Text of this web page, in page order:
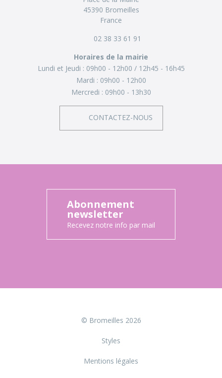
45390 Bromeilles
France
02 38 33 61 91
Horaires de la mairie
Lundi et Jeudi : 09h00 - 12h00
12h45 - 16h45
Mardi : 09h00 - 12h00
Mercredi : 09h00 - 13h30
CONTACTEZ-NOUS
Abonnement
newsletter
Recevez notre info par mail
© Bromeilles 2026
Styles
Mentions légales